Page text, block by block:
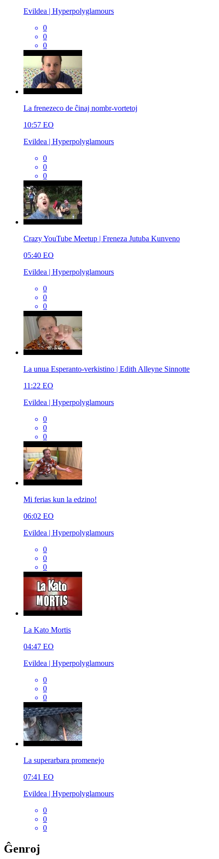
Evildea | Hyperpolyglamours
0
0
0
La frenezeco de ĉinaj nombr-vortetoj
10:57 EO
Evildea | Hyperpolyglamours
0
0
0
Crazy YouTube Meetup | Freneza Jutuba Kunveno
05:40 EO
Evildea | Hyperpolyglamours
0
0
0
La unua Esperanto-verkistino | Edith Alleyne Sinnotte
11:22 EO
Evildea | Hyperpolyglamours
0
0
0
Mi ferias kun la edzino!
06:02 EO
Evildea | Hyperpolyglamours
0
0
0
La Kato Mortis
04:47 EO
Evildea | Hyperpolyglamours
0
0
0
La superarbara promenejo
07:41 EO
Evildea | Hyperpolyglamours
0
0
0
Ĝenroj